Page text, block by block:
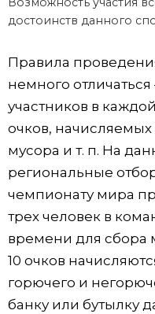
достоинств данного
Правила
немного отличаться
участников в
очков,
мусора и т. п. На
региональные
чемпионату мира
трех человек в
времени для сбора
10 очков
горючего и
банку или бутылку